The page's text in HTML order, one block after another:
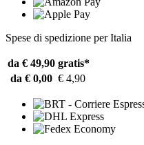
Spese di spedizione per Italia
da € 49,90 gratis*
da € 0,00 € 4,90